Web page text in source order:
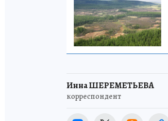
Инна ШЕРЕМЕТЬЕВА
корреспондент